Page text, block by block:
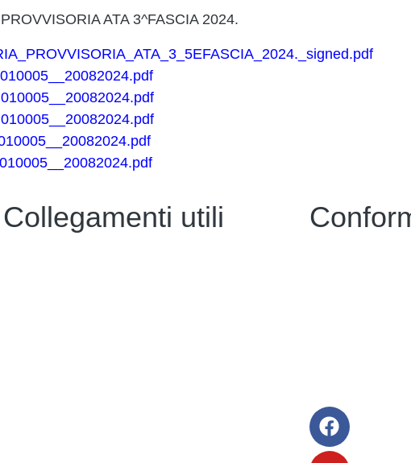
ATA 3^FASCIA 2024.
Collegamenti utili